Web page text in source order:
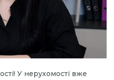
У нерухомості вже